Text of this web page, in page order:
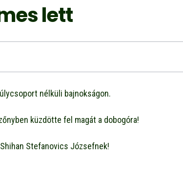
lett
nélküli bajnokságon.
küzdötte fel magát a dobogóra!
Stefanovics Józsefnek!